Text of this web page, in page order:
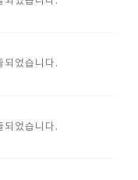
었습니다.
었습니다.